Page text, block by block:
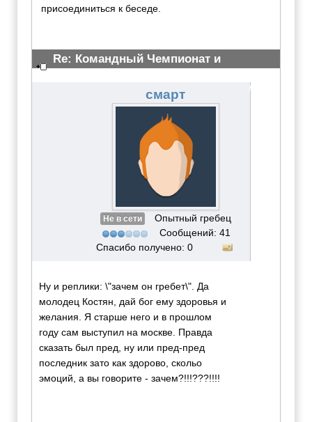
присоединиться к беседе.
Re: Командный Чемпионат и
#3073
смарт
Не в сети
Опытный гребец
Сообщений: 41
Спасибо получено: 0
Ну и реплики: \"зачем он гребет\". Да
молодец Костян, дай бог ему здоровья и
желания. Я старше него и в прошлом
году сам выступил на москве. Правда
сказать был пред, ну или пред-пред
последник зато как здорово, скольо
эмоций, а вы говорите - зачем?!!!???!!!!